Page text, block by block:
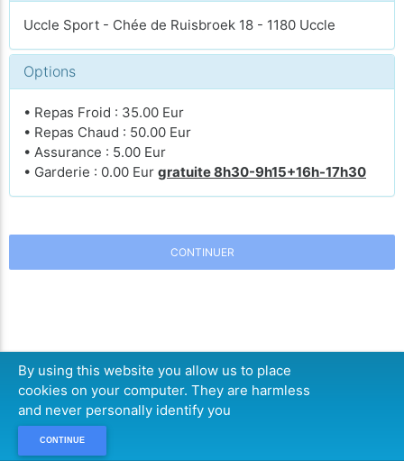
Uccle Sport - Chée de Ruisbroek 18 - 1180 Uccle
Options
• Repas Froid : 35.00 Eur
• Repas Chaud : 50.00 Eur
• Assurance : 5.00 Eur
• Garderie : 0.00 Eur gratuite 8h30-9h15+16h-17h30
CONTINUER
By using this website you allow us to place
cookies on your computer. They are harmless
and never personally identify you
CONTINUE